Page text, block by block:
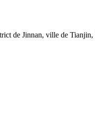
de Jinnan, ville de Tianjin,